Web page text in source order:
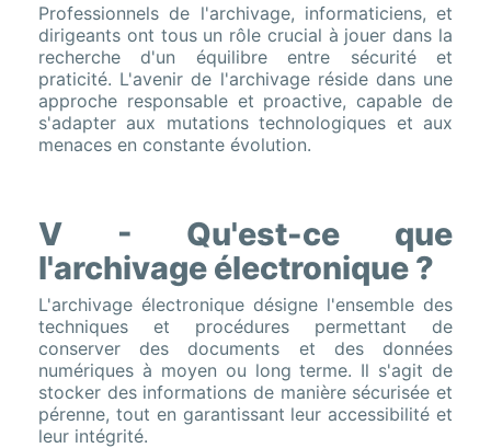
Professionnels de l'archivage, informaticiens, et
dirigeants ont tous un rôle crucial à jouer dans la
recherche d'un équilibre entre sécurité et
praticité. L'avenir de l'archivage réside dans une
approche responsable et proactive, capable de
s'adapter aux mutations technologiques et aux
menaces en constante évolution.
V - Qu'est-ce que
l'archivage électronique ?
L'archivage électronique désigne l'ensemble des
techniques et procédures permettant de
conserver des documents et des données
numériques à moyen ou long terme. Il s'agit de
stocker des informations de manière sécurisée et
pérenne, tout en garantissant leur accessibilité et
leur intégrité.